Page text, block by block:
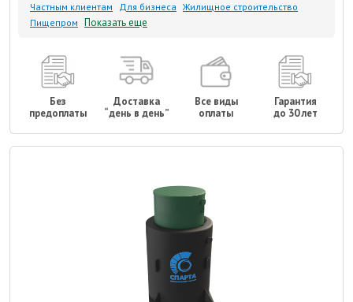
Частным клиентам
Для бизнеса Жилищное строительство
Пищепром Показать еще
Без
предоплаты
Доставка
“день в день”
Все виды
оплаты
Гарантия
до 30 лет